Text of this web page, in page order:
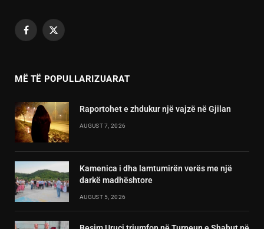
Facebook
X
MË TË POPULLARIZUARAT
Raportohet e zhdukur një vajzë në Gjilan
AUGUST 7, 2026
Kamenica i dha lamtumirën verës me një
darkë madhështore
AUGUST 5, 2026